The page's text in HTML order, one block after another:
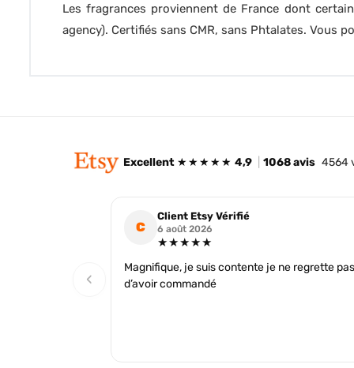
Les fragrances proviennent de France dont
agency). Certifiés sans CMR, sans Phtalates. Vous
Excellent ★★★★★ 4,9 1068 avis 4564
‹
C
Client Etsy Vérifié
6 août 2026
★★★★★
Magnifique, je suis contente je ne regrette pas
d’avoir commandé